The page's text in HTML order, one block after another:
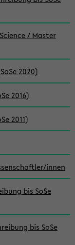
/ Master
2020)
2016)
2011)
innen
bis SoSe
bis SoSe